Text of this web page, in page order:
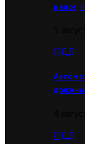
налог,
ПДД
ПДД